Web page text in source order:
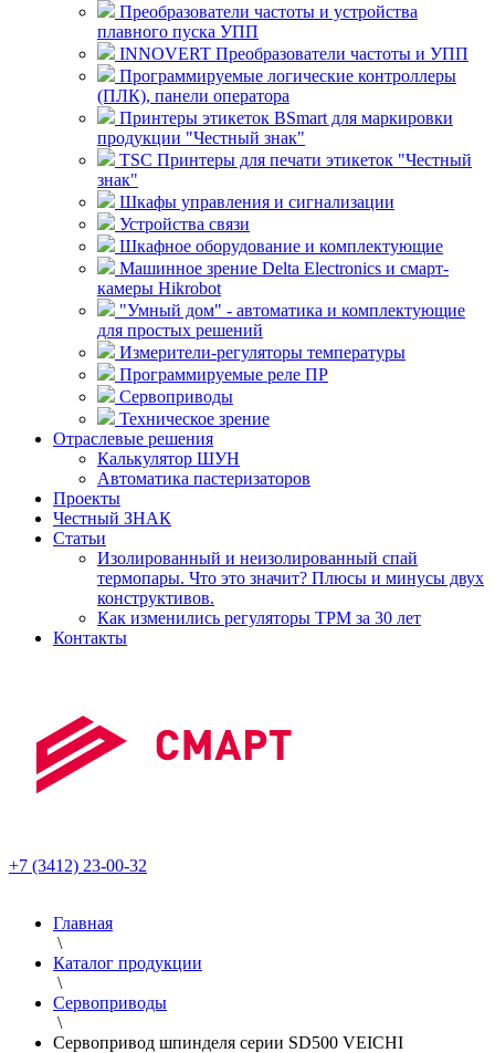
Преобразователи частоты и устройства
плавного пуска УПП
INNOVERT Преобразователи частоты и УПП
Программируемые логические контроллеры
(ПЛК), панели оператора
Принтеры этикеток BSmart для маркировки
продукции "Честный знак"
TSC Принтеры для печати этикеток "Честный
знак"
Шкафы управления и сигнализации
Устройства связи
Шкафное оборудование и комплектующие
Машинное зрение Delta Electronics и смарт-
камеры Hikrobot
"Умный дом" - автоматика и комплектующие
для простых решений
Измерители-регуляторы температуры
Программируемые реле ПР
Сервоприводы
Техническое зрение
Отраслевые решения
Калькулятор ШУН
Автоматика пастеризаторов
Проекты
Честный ЗНАК
Статьи
Изолированный и неизолированный спай
термопары. Что это значит? Плюсы и минусы двух
конструктивов.
Как изменились регуляторы ТРМ за 30 лет
Контакты
+7 (3412) 23-00-32
Главная
\
Каталог продукции
\
Сервоприводы
\
Сервопривод шпинделя серии SD500 VEICHI